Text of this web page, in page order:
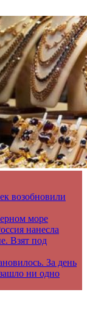
возобновили
море
нанесла
Взят под
За день
ни одно